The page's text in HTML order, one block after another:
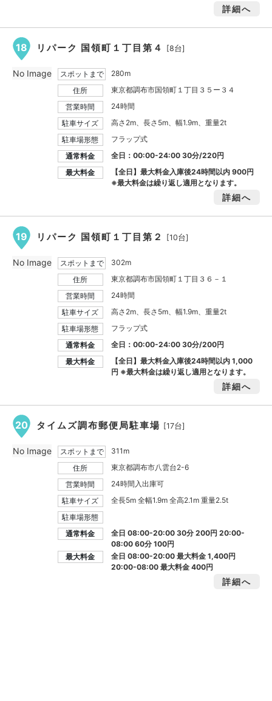
詳細へ
18 リパーク 国領町１丁目第４ [8台]
スポットまで
280m
住所
東京都調布市国領町１丁目３５ー３４
営業時間
24時間
駐車サイズ
高さ2m、長さ5m、幅1.9m、重量2t
駐車場形態
フラップ式
通常料金
全日：00:00-24:00 30分/220円
最大料金
【全日】最大料金入庫後24時間以内900円
※最大料金は繰り返し適用となります。
詳細へ
No Image
19 リパーク 国領町１丁目第２ [10台]
スポットまで
302m
住所
東京都調布市国領町１丁目３６－１
営業時間
24時間
駐車サイズ
高さ2m、長さ5m、幅1.9m、重量2t
駐車場形態
フラップ式
通常料金
全日：00:00-24:00 30分/200円
最大料金
【全日】最大料金入庫後24時間以内1,000
円 ※最大料金は繰り返し適用となります。
詳細へ
No Image
20 タイムズ調布郵便局駐車場 [17台]
スポットまで
311m
住所
東京都調布市八雲台2-6
営業時間
24時間入出庫可
駐車サイズ
全長5m 全幅1.9m 全高2.1m 重量2.5t
駐車場形態
通常料金
全日 08:00-20:00 30分 200円 20:00-
08:00 60分 100円
最大料金
全日 08:00-20:00 最大料金1,400円
20:00-08:00 最大料金400円
詳細へ
No Image